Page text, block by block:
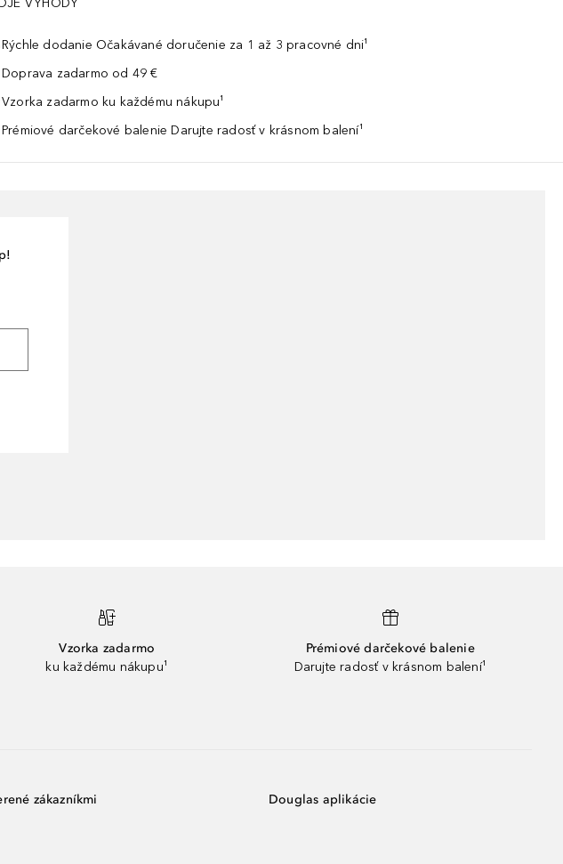
VÝHODY
Rýchle dodanie Očakávané doručenie za 1 až 3 pracovné dni¹
Doprava zadarmo od 49 €
Vzorka zadarmo ku každému nákupu¹
Prémiové darčekové balenie Darujte radosť v krásnom balení¹
Vzorka zadarmo
ku každému nákupu¹
Prémiové darčekové balenie
Darujte radosť v krásnom balení¹
zákazníkmi Douglas aplikácie